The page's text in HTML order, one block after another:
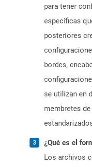
para tener
específicas
posteriores
bordes,
se utilizan en
membretes
¿Qué es el
Los archivos